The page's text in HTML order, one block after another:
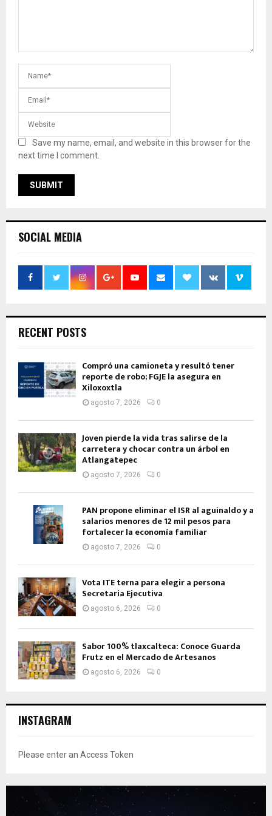
Save my name, email, and website in this browser for the
next time I comment.
SOCIAL MEDIA
RECENT POSTS
Compró una camioneta y resultó tener
reporte de robo; FGJE la asegura en
Xiloxoxtla
agosto 7, 2026 0
Joven pierde la vida tras salirse de la
carretera y chocar contra un árbol en
Atlangatepec
agosto 7, 2026 0
PAN propone eliminar el ISR al aguinaldo y a
salarios menores de 12 mil pesos para
fortalecer la economía familiar
agosto 7, 2026 0
Vota ITE terna para elegir a persona
Secretaria Ejecutiva
agosto 6, 2026 0
Sabor 100% tlaxcalteca: Conoce Guarda
Frutz en el Mercado de Artesanos
agosto 6, 2026 0
INSTAGRAM
Please enter an Access Token